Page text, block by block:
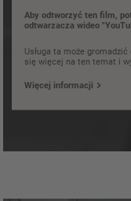
Aby odtworzyć ten film,
odtwarzacza wideo
Usługa ta może
się więcej na ten temat i
Więcej informacji